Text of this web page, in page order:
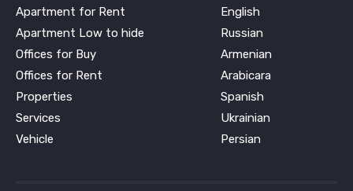
Apartment for Rent
Apartment Low to hide
Offices for Buy
Offices for Rent
Properties
Services
Vehicle
English
Russian
Armenian
Arabicara
Spanish
Ukrainian
Persian